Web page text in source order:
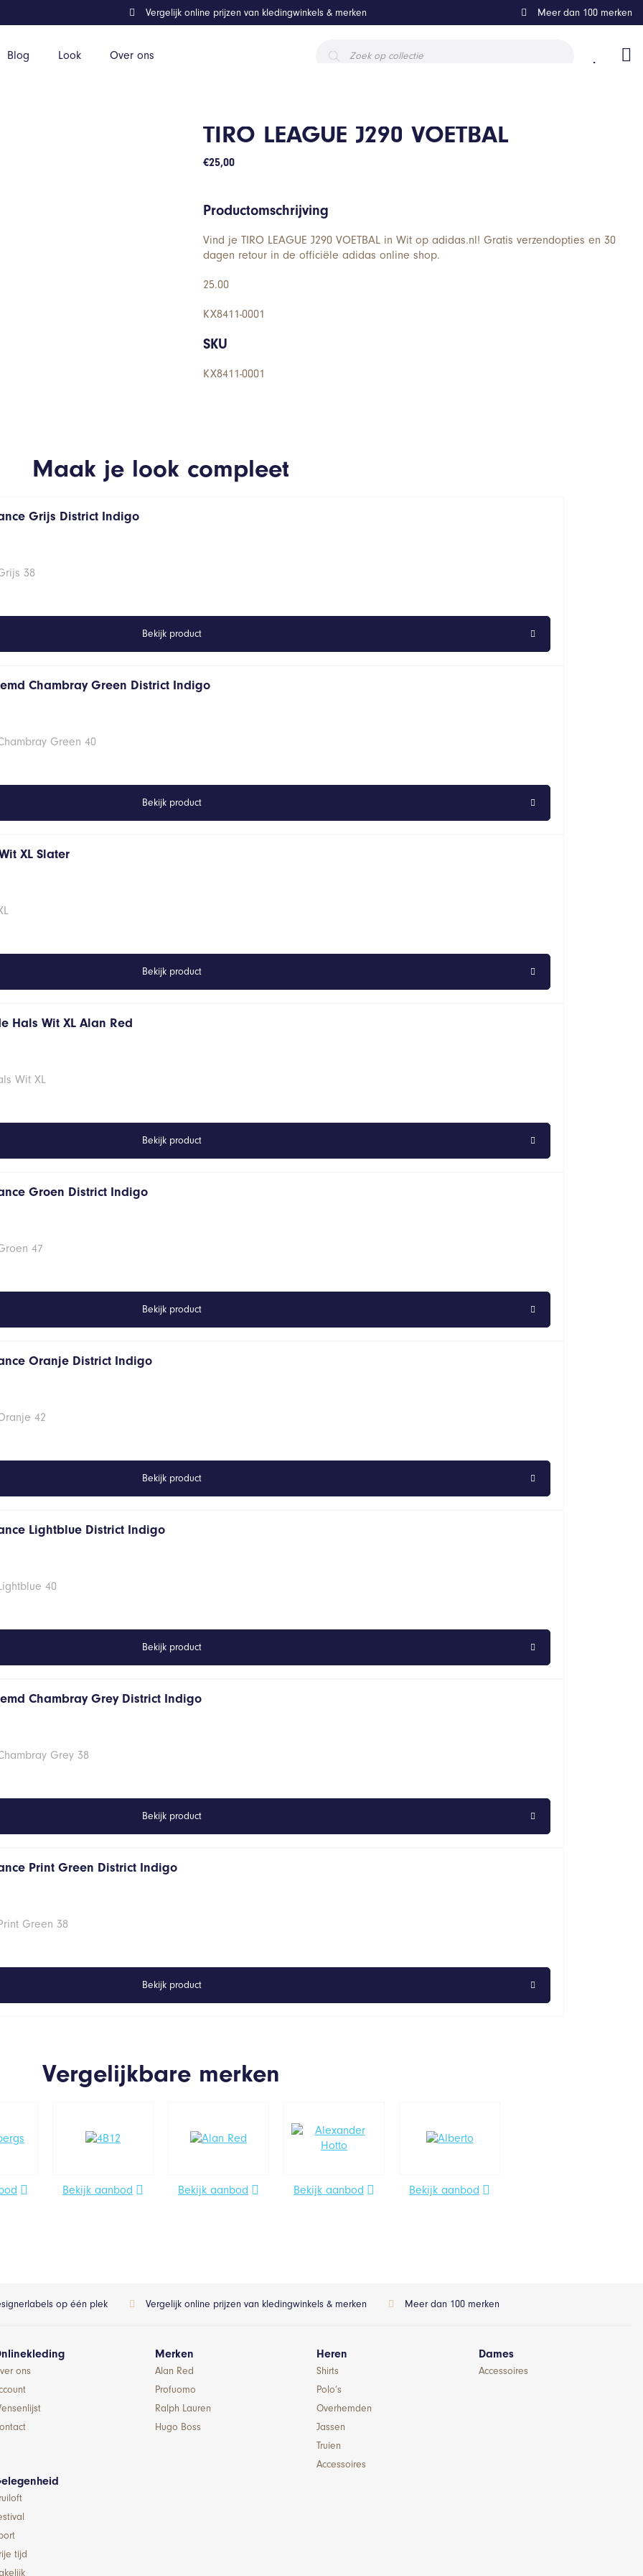
Blog Look Over ons
zoeken
Vergelijk online prijzen van kledingwinkels & merken Meer dan 100 merken
TIRO LEAGUE J290 VOETBAL
€25,00
Productomschrijving
Vind je TIRO LEAGUE J290 VOETBAL in Wit op adidas.nl! Gratis verzendopties en 30
dagen retour in de officiële adidas online shop.
25.00
KX8411-0001
SKU
KX8411-0001
Maak je look compleet
Grijs District Indigo
38
Bekijk product
Chambray Green District Indigo
Green 40
Bekijk product
XL Slater
Bekijk product
Hals Wit XL Alan Red
Wit XL
Bekijk product
Groen District Indigo
47
Bekijk product
Oranje District Indigo
42
Bekijk product
Lightblue District Indigo
40
Bekijk product
Chambray Grey District Indigo
Grey 38
Bekijk product
Print Green District Indigo
Green 38
Bekijk product
Vergelijkbare merken
Bekijk aanbod Bekijk aanbod Bekijk aanbod Bekijk aanbod
op één plek Vergelijk online prijzen van kledingwinkels & merken Meer dan 100 merken
ons
Merken
Alan Red
Profuomo
Ralph Lauren
Hugo Boss
Heren
Shirts
Polo’s
Overhemden
Jassen
Truien
Accessoires
Dames
Accessoires
tijd